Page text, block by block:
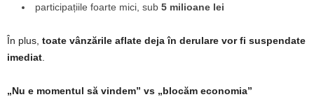
participațiile foarte mici, sub 5 milioane lei
În plus, toate vânzările aflate deja în derulare vor fi suspendate
imediat
„Nu e momentul să vindem” vs „blocăm economia”